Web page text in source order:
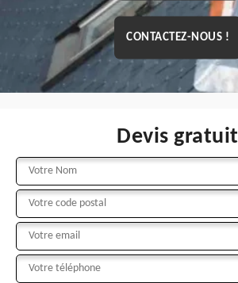
CONTACTEZ-NOUS !
Devis gratuit